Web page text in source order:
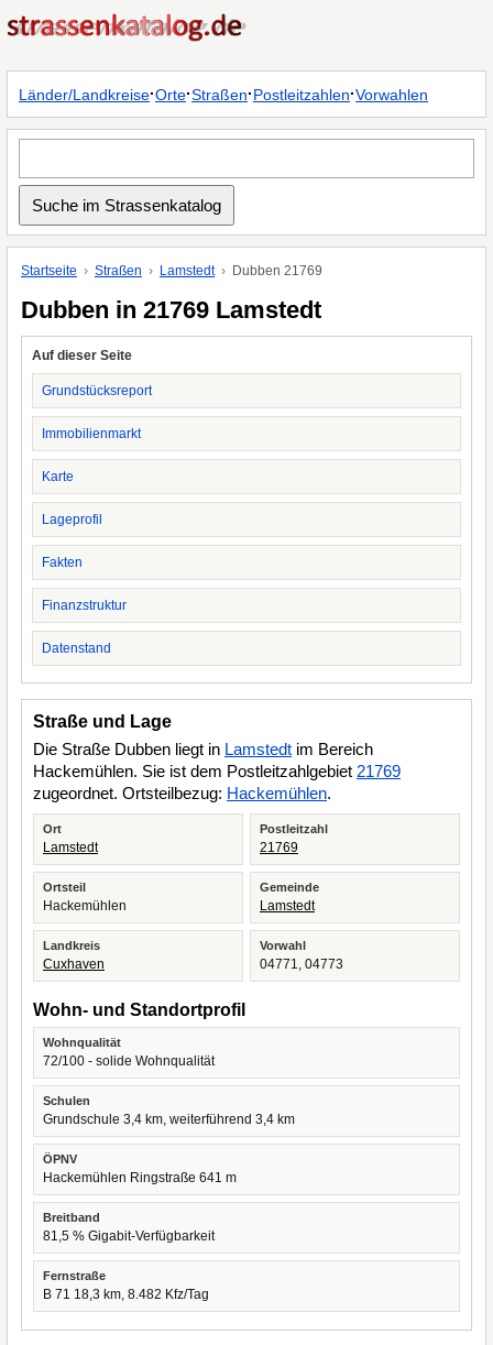
Länder/Landkreise·Orte·Straßen·Postleitzahlen·Vorwahlen
Startseite Straßen Lamstedt Dubben 21769
Dubben in 21769 Lamstedt
Auf dieser Seite
Grundstücksreport
Immobilienmarkt
Karte
Lageprofil
Fakten
Finanzstruktur
Datenstand
Straße und Lage
Die Straße Dubben liegt in Lamstedt im Bereich
Hackemühlen. Sie ist dem Postleitzahlgebiet 21769
zugeordnet. Ortsteilbezug: Hackemühlen.
Ort
Lamstedt
Postleitzahl
21769
Ortsteil
Hackemühlen
Gemeinde
Lamstedt
Landkreis
Cuxhaven
Vorwahl
04771, 04773
Wohn- und Standortprofil
Wohnqualität
72/100 - solide Wohnqualität
Schulen
Grundschule 3,4 km, weiterführend 3,4 km
ÖPNV
Hackemühlen Ringstraße 641 m
Breitband
81,5 % Gigabit-Verfügbarkeit
Fernstraße
B 71 18,3 km, 8.482 Kfz/Tag